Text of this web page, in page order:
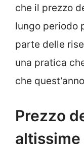
che il prezzo
lungo periodo
parte delle
una pratica
che
Prezzo
altissime